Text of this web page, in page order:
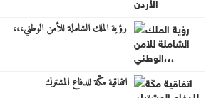
رؤية الملك الشاملة للأمن الوطني،،،
اتفاقية مكّة للدفاع المشترك